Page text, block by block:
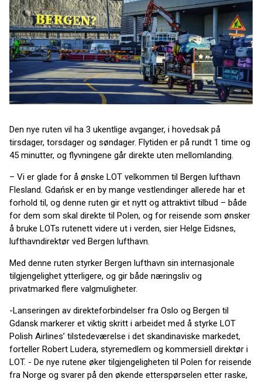
Den nye ruten vil ha 3 ukentlige avganger, i hovedsak på
tirsdager, torsdager og søndager. Flytiden er på rundt 1 time og
45 minutter, og flyvningene går direkte uten mellomlanding.
– Vi er glade for å ønske LOT velkommen til Bergen lufthavn
Flesland. Gdańsk er en by mange vestlendinger allerede har et
forhold til, og denne ruten gir et nytt og attraktivt tilbud – både
for dem som skal direkte til Polen, og for reisende som ønsker
å bruke LOTs rutenett videre ut i verden, sier Helge Eidsnes,
lufthavndirektør ved Bergen lufthavn.
Med denne ruten styrker Bergen lufthavn sin internasjonale
tilgjengelighet ytterligere, og gir både næringsliv og
privatmarked flere valgmuligheter.
-Lanseringen av direkteforbindelser fra Oslo og Bergen til
Gdansk markerer et viktig skritt i arbeidet med å styrke LOT
Polish Airlines’ tilstedeværelse i det skandinaviske markedet,
forteller Robert Ludera, styremedlem og kommersiell direktør i
LOT. - De nye rutene øker tilgjengeligheten til Polen for reisende
fra Norge og svarer på den økende etterspørselen etter raske,